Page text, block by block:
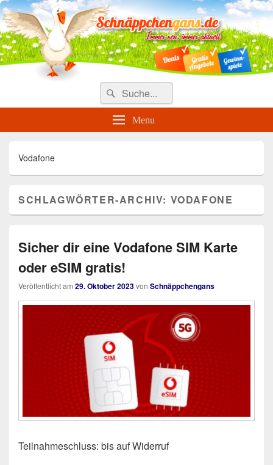
Täglich die besten Gewinnspiele
und Angebote
Search
for:
Suche
Menu
Vodafone
SCHLAGWÖRTER-ARCHIV: VODAFONE
Sicher dir eine Vodafone SIM Karte
oder eSIM gratis!
Veröffentlicht am 29. Oktober 2023von Schnäppchengans
Teilnahmeschluss: bis auf Widerruf